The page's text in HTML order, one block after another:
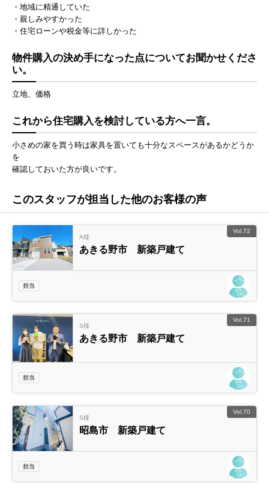
・地域に精通していた
・親しみやすかった
・住宅ローンや税金等に詳しかった
物件購入の決め手になった点についてお聞かせくださ
い。
立地、価格
これから住宅購入を検討している方へ一言。
小さめの家を買う時は家具を置いても十分なスペースがあるかどうか
を
確認しておいた方が良いです。
このスタッフが担当した他のお客様の声
Vol.72
A様
あきる野市 新築戸建て
担当
Vol.71
S様
あきる野市 新築戸建て
担当
Vol.70
S様
昭島市 新築戸建て
担当